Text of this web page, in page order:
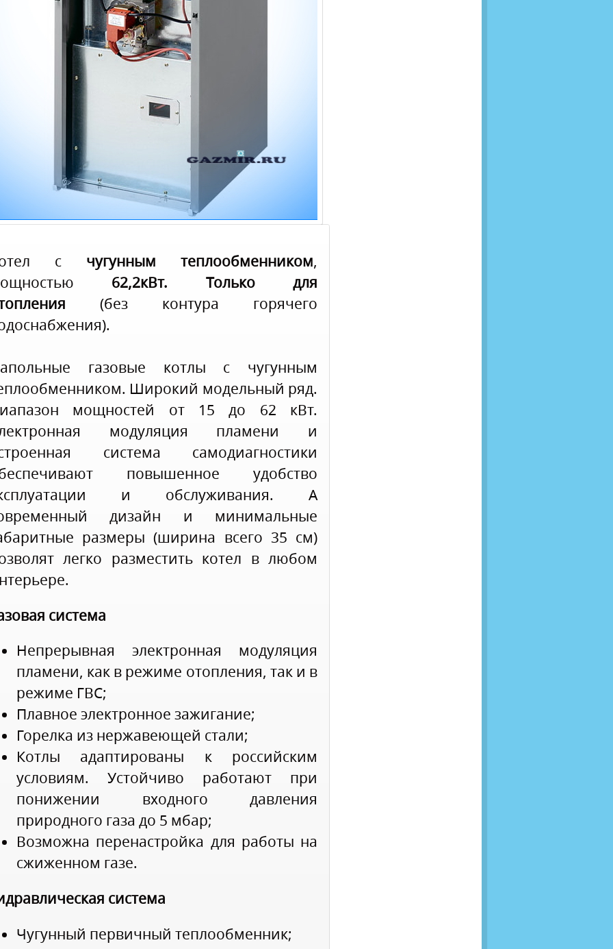
с чугунным теплообменником,
62,2кВт.
Только для
(без контура горячего
газовые котлы с чугунным
Широкий модельный ряд.
мощностей от 15 до 62 кВт.
модуляция пламени и
система самодиагностики
повышенное удобство
и обслуживания. А
дизайн и минимальные
размеры (ширина всего 35 см)
легко разместить котел в любом
система
Непрерывная электронная модуляция
пламени, как в режиме отопления, так и в
режиме ГВС;
Плавное электронное зажигание;
Горелка из нержавеющей стали;
Котлы адаптированы к российским
условиям. Устойчиво работают при
понижении входного давления
природного газа до 5 мбар;
Возможна перенастройка для работы на
сжиженном газе.
система
Чугунный первичный теплообменник;